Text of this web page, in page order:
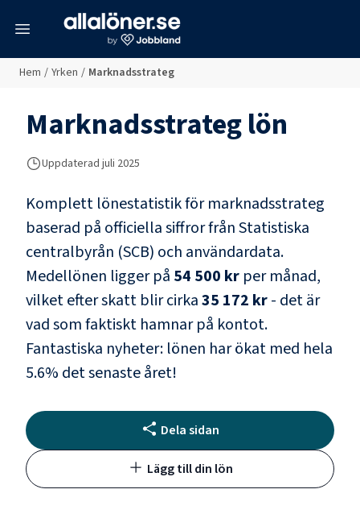
Hem / Yrken / Marknadsstrateg
Marknadsstrateglön
Uppdaterad juli 2025
Komplett lönestatistik förmarknadsstrateg
baserad på officiella siffror från Statistiska
centralbyrån (SCB) och användardata.
Medellönen ligger på 54 500 kr per månad,
vilket efter skatt blir cirka35 172 kr- det är
vad som faktiskt hamnar på kontot.
Fantastiska nyheter: lönen har ökat med hela
5.6% det senaste året!
Dela sidan
Lägg till din lön